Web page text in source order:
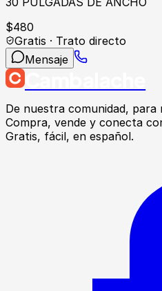
$480
Gratis · Trato directo
Mensaje
De nuestra comunidad, para
Compra, vende y conecta
Gratis, fácil, en español.